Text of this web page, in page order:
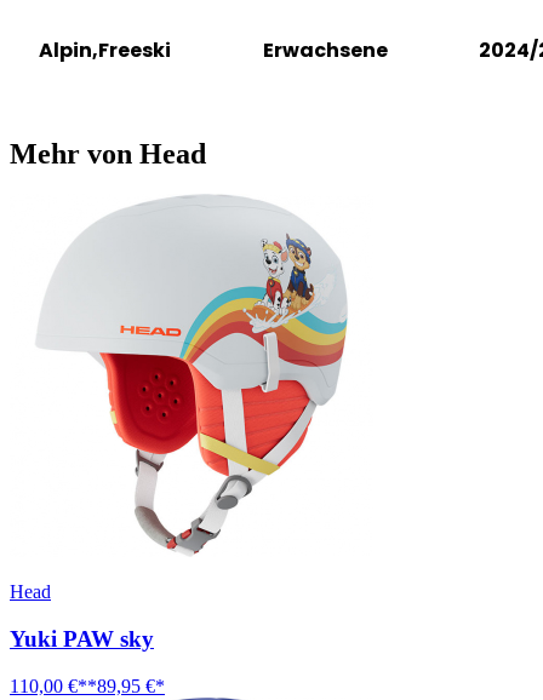
Alpin,Freeski Erwachsene 2024/
Mehr von Head
Head
Yuki PAW sky
110,00 €**89,95 €*